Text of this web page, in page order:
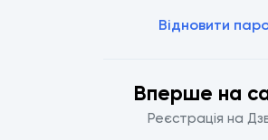
Відновити
Вперше на
Реєстрація на